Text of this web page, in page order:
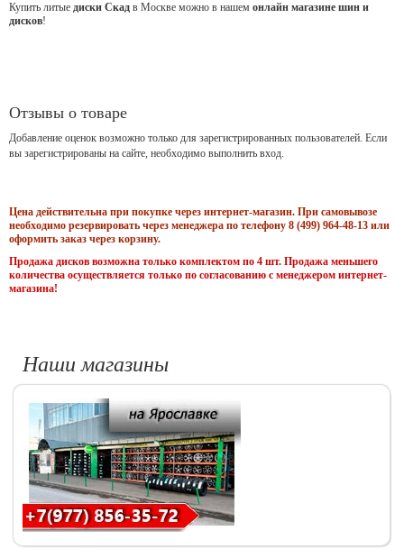
Купить литые диски Скад в Москве можно в нашем онлайн магазине шин и
дисков!
Отзывы о товаре
Добавление оценок возможно только для зарегистрированных пользователей. Если
вы зарегистрированы на сайте, необходимо выполнить вход.
Цена действительна при покупке через интернет-магазин. При самовывозе
необходимо резервировать через менеджера по телефону 8 (499) 964-48-13 или
оформить заказ через корзину.
Продажа дисков возможна только комплектом по 4 шт. Продажа меньшего
количества осуществляется только по согласованию с менеджером интернет-
магазина!
Наши магазины